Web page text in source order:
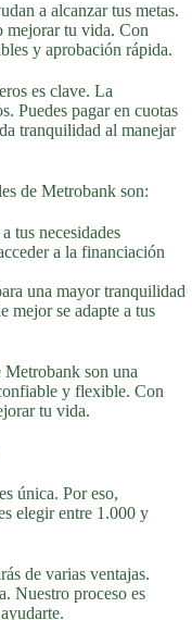
a alcanzar tus metas.
mejorar tu vida. Con
y aprobación rápida.
es clave. La
Puedes pagar en cuotas
tranquilidad al manejar
de Metrobank son:
tus necesidades
a la financiación
una mayor tranquilidad
mejor se adapte a tus
Metrobank son una
y flexible. Con
tu vida.
única. Por eso,
elegir entre 1.000 y
de varias ventajas.
Nuestro proceso es